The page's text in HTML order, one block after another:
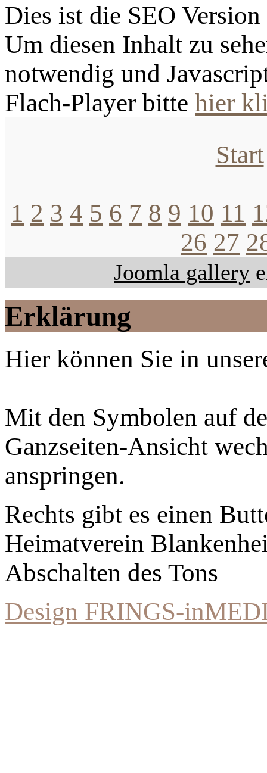
Dies ist die SEO
Um diesen Inhalt zu
notwendig und
Flach-Player bitte hier
Start
1 2 3 4 5 6 7 8 9 10 11
26 27
Joomla gallery
Erklärung
Hier können Sie in
Mit den Symbolen auf
Ganzseiten-Ansicht
anspringen.
Rechts gibt es einen
Heimatverein
Abschalten des Tons
Design FRINGS-